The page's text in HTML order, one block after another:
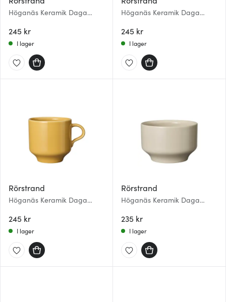
Höganäs Keramik Daga
245 kr
I lager
Höganäs Keramik Daga
245 kr
I lager
Rörstrand
Höganäs Keramik Daga
245 kr
I lager
Rörstrand
Höganäs Keramik Daga
235 kr
I lager